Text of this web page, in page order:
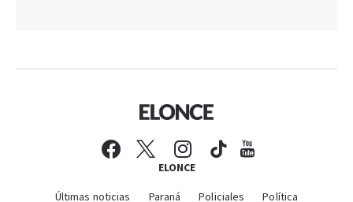
ELONCE
Últimas noticias Paraná Policiales Política